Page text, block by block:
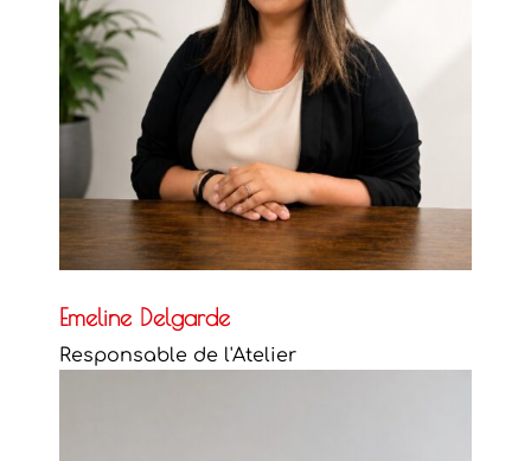
Emeline Delgarde
Responsable de l'Atelier